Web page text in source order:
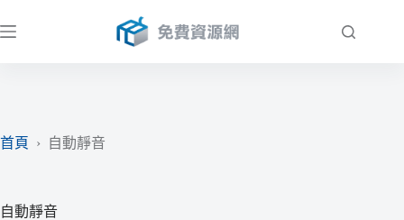
至
首頁
› 自動靜音
自動靜音